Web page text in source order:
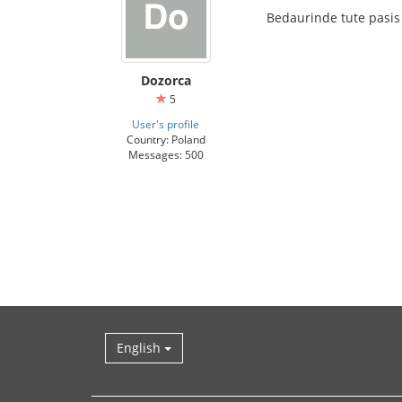
Dozorca
5
User's profile
Country: Poland
Messages: 500
Bedaurinde tute pasis
English